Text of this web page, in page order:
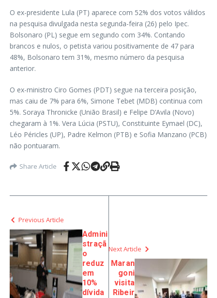
O ex-presidente Lula (PT) aparece com 52% dos votos válidos
na pesquisa divulgada nesta segunda-feira (26) pelo Ipec.
Bolsonaro (PL) segue em segundo com 34%. Contando
brancos e nulos, o petista variou positivamente de 47 para
48%, Bolsonaro tem 31%, mesmo número da pesquisa
anterior.
O ex-ministro Ciro Gomes (PDT) segue na terceira posição,
mas caiu de 7% para 6%, Simone Tebet (MDB) continua com
5%. Soraya Thronicke (União Brasil) e Felipe D’Avila (Novo)
chegaram à 1%. Vera Lúcia (PSTU), Constituinte Eymael (DC),
Léo Péricles (UP), Padre Kelmon (PTB) e Sofia Manzano (PCB)
não pontuaram.
Share Article
Previous Article
Admini
straçã
o
reduz
em
10%
dívida
Next Article
Maran
goni
visita
Ribeir